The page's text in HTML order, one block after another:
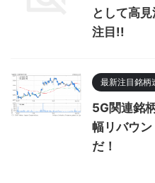
として高
注目!!
最新注目銘柄
5G関連銘
幅リバウ
だ！